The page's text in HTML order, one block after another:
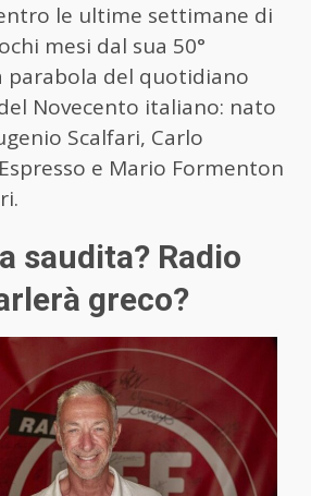
le ultime settimane di
mesi dal sua 50°
parabola del quotidiano
Novecento italiano: nato
Scalfari, Carlo
e Mario Formenton
saudita? Radio
greco?